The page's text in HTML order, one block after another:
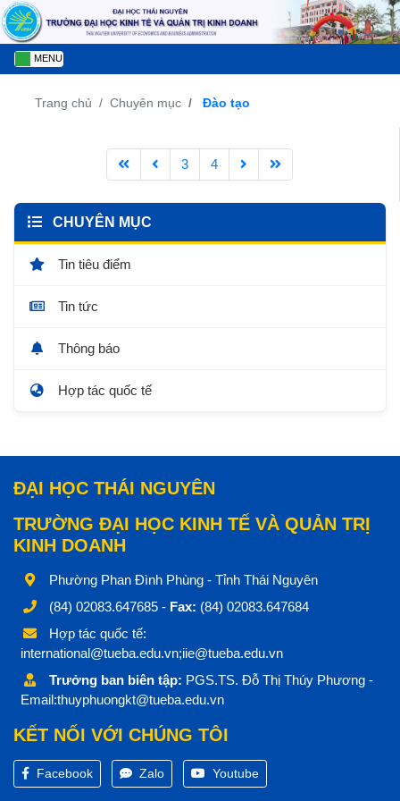
MENU
Trang chủ Chuyên mục Đào tạo
3 4
CHUYÊN MỤC
Tin tiêu điểm
Tin tức
Thông báo
Hợp tác quốc tế
ĐẠI HỌC THÁI NGUYÊN
TRƯỜNG ĐẠI HỌC KINH TẾ VÀ QUẢN TRỊ
KINH DOANH
Phường Phan Đình Phùng - Tỉnh Thái Nguyên
(84) 02083.647685 - Fax: (84) 02083.647684
Hợp tác quốc tế:
international@tueba.edu.vn;iie@tueba.edu.vn
Trưởng ban biên tập: PGS.TS. Đỗ Thị Thúy Phương -
Email:thuyphuongkt@tueba.edu.vn
KẾT NỐI VỚI CHÚNG TÔI
Facebook Zalo Youtube